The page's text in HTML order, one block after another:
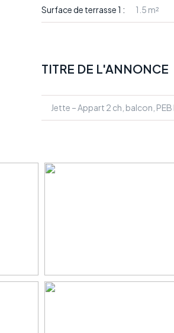
Surface de terrasse 1 : 1.5 m²
TITRE DE L'ANNONCE
Jette – Appart 2 ch, balcon,